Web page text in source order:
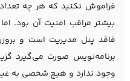
فراموش نکنید که هر چه
بیشتر مراقب امنیت آن بود.
فاقد پنل مدیریت است و
برنامه‌نویس صورت می‌گیرد
وجود ندارد و هیچ شخصی به غیر